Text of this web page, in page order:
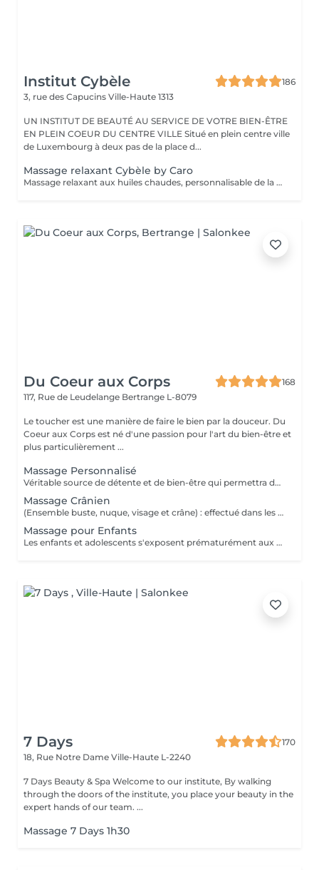
Institut Cybèle
186
3, rue des Capucins Ville-Haute 1313
UN INSTITUT DE BEAUTÉ AU SERVICE DE VOTRE BIEN-ÊTRE
EN PLEIN COEUR DU CENTRE VILLE Situé en plein centre ville
de Luxembourg à deux pas de la place d...
Massage relaxant Cybèle by Caro
Massage relaxant aux huiles chaudes, personnalisable de la tête aux pieds.
Du Coeur aux Corps
168
117, Rue de Leudelange Bertrange L-8079
Le toucher est une manière de faire le bien par la douceur. Du
Coeur aux Corps est né d'une passion pour l'art du bien-être et
plus particulièrement ...
Massage Personnalisé
Véritable source de détente et de bien-être qui permettra de retirer les noeuds musculaires tout en favorisant un état intense de relaxation, des pieds à la tête ou selon vos besoins et envie. Un moment de lâcher prise pour le corps et l'esprit.
Massage Crânien
(Ensemble buste, nuque, visage et crâne) : effectué dans les règles de l'art, le massage crânien possède de nombreuses vertus : il lutte contre la fatigue, il réduit le stress, il atténue les maux de tête, il combat les insomnies et il calme les tensions dans la nuque et le haut du dos. Un beau moment de déconnexion totale, de quoi vous vider complètement la tête.
Massage pour Enfants
Les enfants et adolescents s'exposent prématurément aux agitations du quotidien. Le massage constitue le début d'un apprentissage pour prendre soin de leur corps et de leur bien-être, dès leur plus jeune âge. Il favorise son développement et sa croissance et peut être une source de guérison et d'un bon équilibre pour son organisme. De quoi également lui donner confiance durant cette période de transition vers l'âge adulte.
7 Days
170
18, Rue Notre Dame Ville-Haute L-2240
7 Days Beauty & Spa Welcome to our institute, By walking
through the doors of the institute, you place your beauty in the
expert hands of our team. ...
Massage 7 Days 1h30